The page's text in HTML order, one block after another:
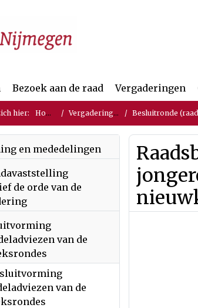
pagina
Bezoek aan de raad Vergaderingen
hier: Home Vergaderingen Besluitronde
en mededelingen
de orde van de
van de
van de